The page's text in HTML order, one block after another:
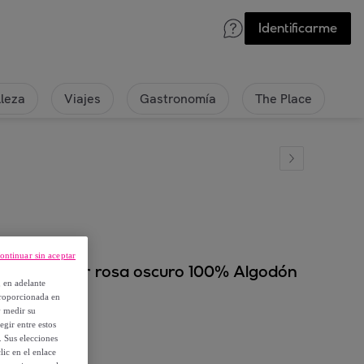
Identificarme
Viajes Gastronomía The Place
Best color rosa oscuro 100% Algodón
adelante
en
medir su
entre estos
elecciones
en el enlace
sin aceptar